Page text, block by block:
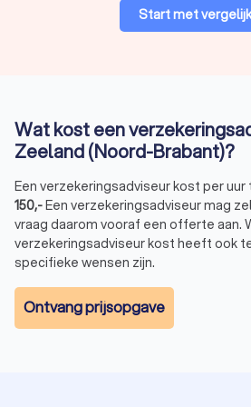
over contracten, aankopen of
Het inschakelen van een
biedt meerdere voordelen:
Onafhankelijk advies:Adviseurs
voor één verzekeraar en zoeken
jouw situatie.
Persoonlijke service:Een
specifieke behoeften en past het
Tijdsbesparing:Zelf
tijd; een adviseur neemt dit werk
dat je onder- of oververzekerd
Start met
Wat kost een
Zeeland (Noord-Brabant)?
Een verzekeringsadviseur kost per uur
150,-Een verzekeringsadviseur mag
vraag daarom vooraf een offerte aan.
verzekeringsadviseur kost heeft ook
specifieke wensen zijn.
Ontvang prijsopgave